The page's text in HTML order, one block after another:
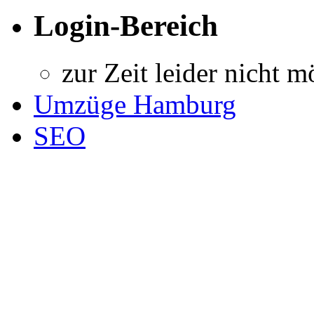
Login-Bereich
zur Zeit leider nicht
Umzüge Hamburg
SEO